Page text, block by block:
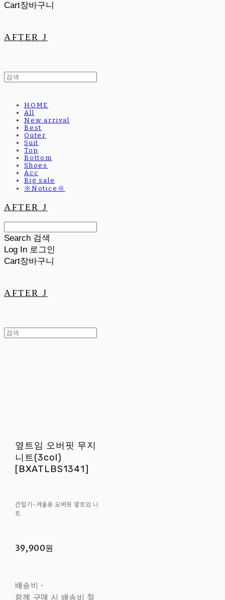
Cart장바구니
AFTER J
HOME
All
New arrival
Best
Outer
Suit
Top
Bottom
Shoes
Acc
Big sale
※Notice※
AFTER J
Search 검색
Log In 로그인
Cart장바구니
AFTER J
옆트임 오버핏 무지
니트(3col)
[BXATLBS1341]
간절기~겨울용 오버핏 옆트임 니
트
39,900원
배송비 -
함께 구매 시 배송비 절